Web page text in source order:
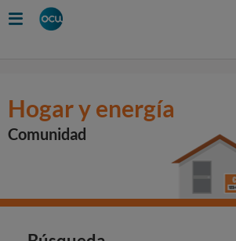
Hogar y energía
Comunidad